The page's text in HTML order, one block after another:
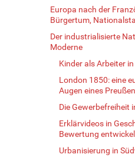
Europa nach der
Bürgertum,
Der industrialisierte
Moderne
Kinder als Arbeiter
London 1850: eine
Augen eines Preußen
Die Gewerbefreiheit
Erklärvideos in
Bewertung
Urbanisierung in